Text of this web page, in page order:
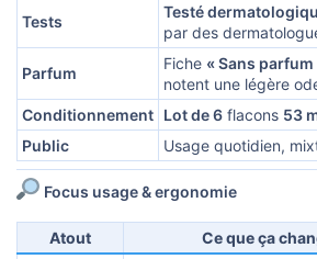
Tests
Testé
par des
Parfum
Fiche « Sans parfum
notent une légère
Conditionnement Lot de 6 flacons 53
Public
Usage quotidien,
Focus usage & ergonomie
Atout
Ce que ça